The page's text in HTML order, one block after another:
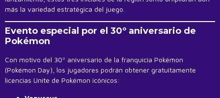
más la variedad estratégica del juego.
Evento especial por el 30º aniversario de
Pokémon
Con motivo del 30º aniversario de la franquicia Pokémon
(Pokémon Day), los jugadores podrán obtener gratuitamente
licencias Unite de Pokémon icónicos: